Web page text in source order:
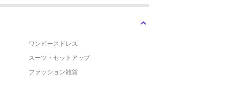
ワンピースドレス
スーツ・セットアップ
ファッション雑貨